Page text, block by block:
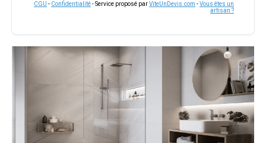
CGU - Confidentialité- Service proposé parViteUnDevis.com -Vous êtes un
artisan ?